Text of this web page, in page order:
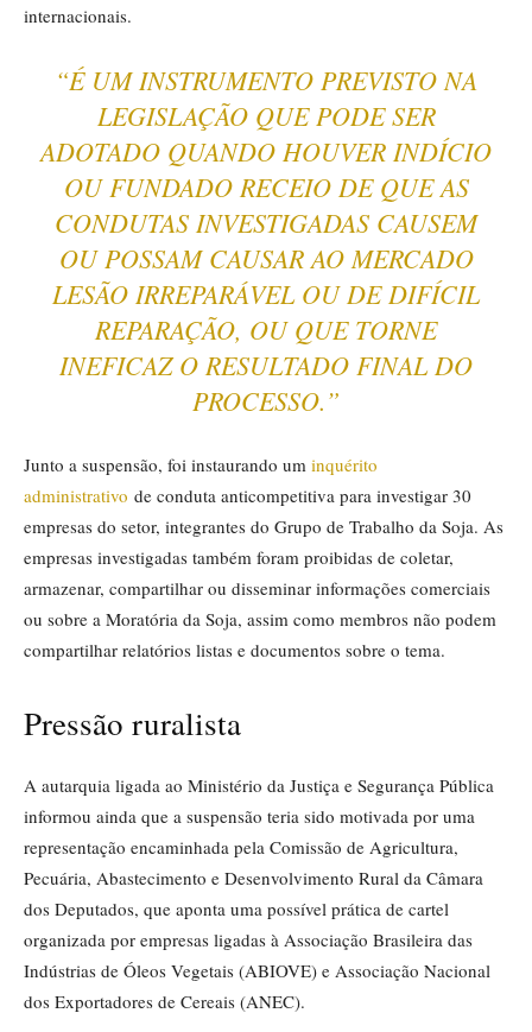
internacionais.
“É UM INSTRUMENTO PREVISTO NA
LEGISLAÇÃO QUE PODE SER
ADOTADO QUANDO HOUVER INDÍCIO
OU FUNDADO RECEIO DE QUE AS
CONDUTAS INVESTIGADAS CAUSEM
OU POSSAM CAUSAR AO MERCADO
LESÃO IRREPARÁVEL OU DE DIFÍCIL
REPARAÇÃO, OU QUE TORNE
INEFICAZ O RESULTADO FINAL DO
PROCESSO.”
Junto a suspensão, foi instaurando um inquérito
administrativo de conduta anticompetitiva para investigar 30
empresas do setor, integrantes do Grupo de Trabalho da Soja. As
empresas investigadas também foram proibidas de coletar,
armazenar, compartilhar ou disseminar informações comerciais
ou sobre a Moratória da Soja, assim como membros não podem
compartilhar relatórios listas e documentos sobre o tema.
Pressão ruralista
A autarquia ligada ao Ministério da Justiça e Segurança Pública
informou ainda que a suspensão teria sido motivada por uma
representação encaminhada pela Comissão de Agricultura,
Pecuária, Abastecimento e Desenvolvimento Rural da Câmara
dos Deputados, que aponta uma possível prática de cartel
organizada por empresas ligadas à Associação Brasileira das
Indústrias de Óleos Vegetais (ABIOVE) e Associação Nacional
dos Exportadores de Cereais (ANEC).